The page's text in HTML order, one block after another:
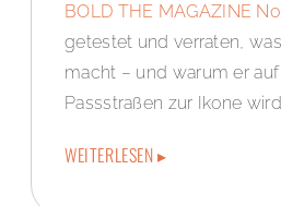
BOLD THE MAGAZINE
getestet und verraten,
macht – und warum er
Passstraßen zur Ikone
WEITERLESEN ▸